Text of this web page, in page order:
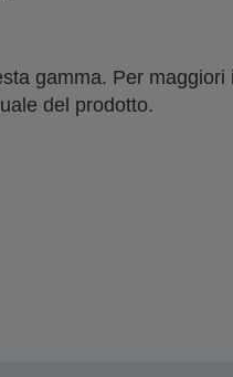
gamma. Per
del prodotto.